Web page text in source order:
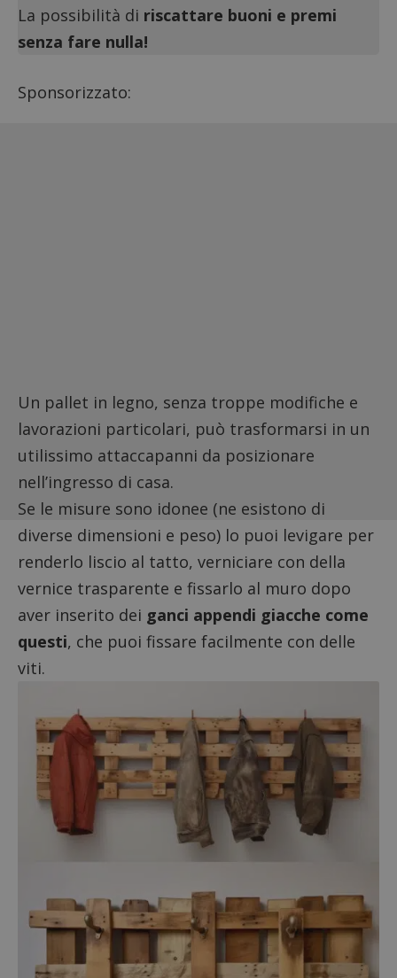
La possibilità di riscattare buoni e premi
senza fare nulla!
Sponsorizzato:
Un pallet in legno, senza troppe modifiche e
lavorazioni particolari, può trasformarsi in un
utilissimo attaccapanni da posizionare
nell’ingresso di casa.
Se le misure sono idonee (ne esistono di
diverse dimensioni e peso) lo puoi levigare per
renderlo liscio al tatto, verniciare con della
vernice trasparente e fissarlo al muro dopo
aver inserito dei ganci appendi giacche come
questi, che puoi fissare facilmente con delle
viti.